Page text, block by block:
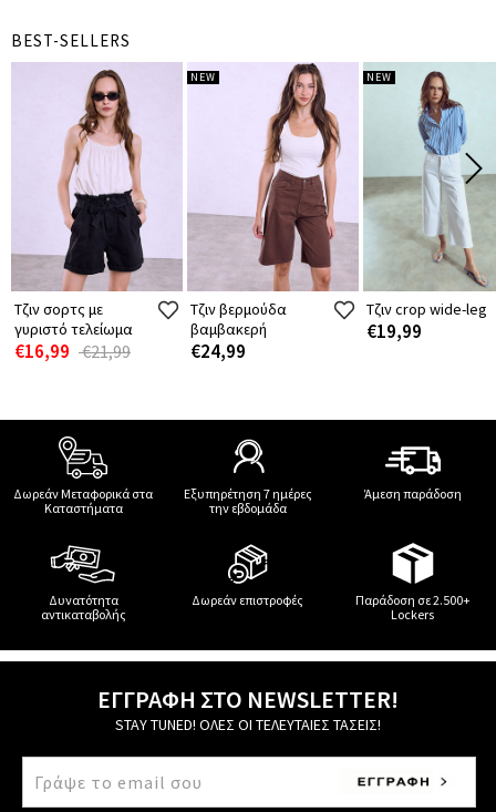
BEST-SELLERS
Τζιν σορτς με
γυριστό τελείωμα
€16,99 €21,99
NEW
Τζιν βερμούδα
βαμβακερή
€24,99
NEW
Τζιν crop wide-leg
€19,99
Δωρεάν Μεταφορικά στα
Καταστήματα
Εξυπηρέτηση 7 ημέρες
την εβδομάδα
Άμεση παράδοση
Δυνατότητα
αντικαταβολής
Δωρεάν επιστροφές
Παράδοση σε 2.500+
Lockers
ΕΓΓΡΑΦΗ ΣΤΟ NEWSLETTER!
STAY TUNED! ΟΛΕΣ ΟΙ ΤΕΛΕΥΤΑΙΕΣ ΤΑΣΕΙΣ!